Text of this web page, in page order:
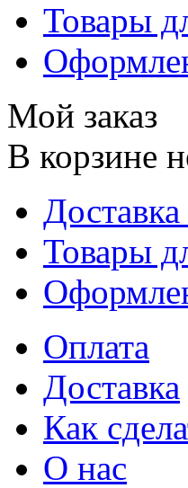
Товары
Мой заказ
В корзине
Товары
Оплата
Доставка
Как
О нас